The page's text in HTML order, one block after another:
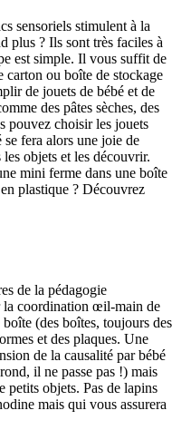
sensoriels stimulent à la
plus ? Ils sont très faciles à
est simple. Il vous suffit de
carton ou boîte de stockage
de jouets de bébé et de
des pâtes sèches, des
pouvez choisir les jouets
fera alors une joie de
objets et les découvrir.
mini ferme dans une boîte
plastique ? Découvrez
de la pédagogie
la coordination œil-main de
(des boîtes, toujours des
et des plaques. Une
de la causalité par bébé
il ne passe pas !) mais
petits objets. Pas de lapins
mais qui vous assurera